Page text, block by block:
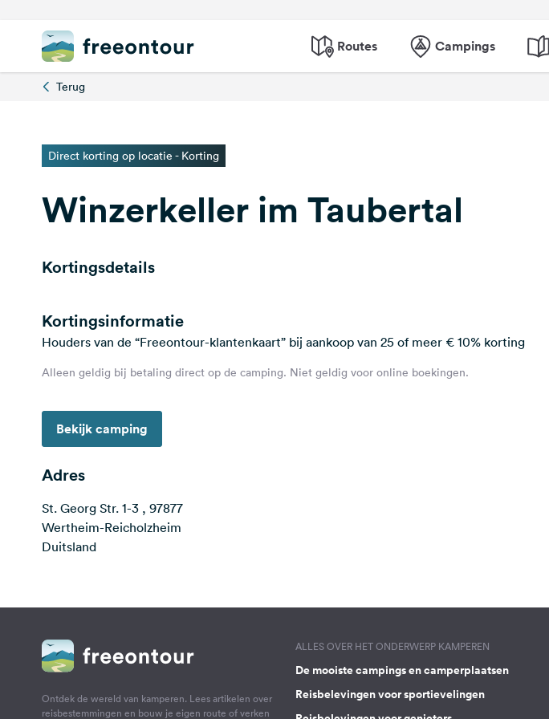
Routes Campings
Terug
Direct korting op locatie - Korting
Winzerkeller im Taubertal
Kortingsdetails
Kortingsinformatie
Houders van de “Freeontour-klantenkaart” bij aankoop van 25 of meer € 10% korting
Alleen geldig bij betaling direct op de camping. Niet geldig voor online boekingen.
Bekijk camping
Adres
St. Georg Str. 1-3 , 97877
Wertheim-Reicholzheim
Duitsland
Ontdek de wereld van kamperen. Lees artikelen over
reisbestemmingen en bouw je eigen route of verken
ALLES OVER HET ONDERWERP KAMPEREN
De mooiste campings en camperplaatsen
Reisbelevingen voor sportievelingen